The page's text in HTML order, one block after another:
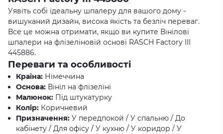
Уявіть собі ідеальну шпалеру для вашого дому -
вишуканий дизайн, висока якість та безліч переваг.
Все це можна отримати, якщо ви купите Вінілові
шпалери на флізеліновій основі RASCH Factory III
445886.
Переваги та особливості
Країна: Німеччина
Основа: Вініл на флізеліні
Малюнок: Під штукатурку
Колір: Коричневий
Призначення: У передпокой / У спальню / До
кабінету / Для офісу / У кухню / У коридор / У